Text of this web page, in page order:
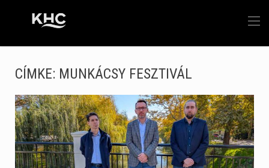
CÍMKE: MUNKÁCSY FESZTIVÁL